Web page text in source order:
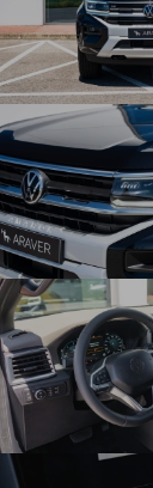
airbagov,
airbagu
systému "Part
"Rear traffic
svetiel
Road Sign
vrátane chodcov